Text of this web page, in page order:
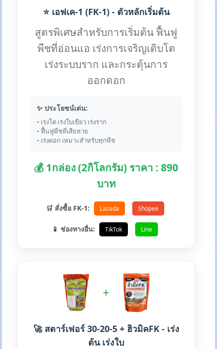
⭐ เอฟเค-1 (FK-1) - ตัวหลักเริ่มต้น
สูตรพิเศษสำหรับการเริ่มต้น ฟื้นฟู
พืชที่อ่อนแอ เร่งการเจริญเติบโต
เร่งระบบราก และกระตุ้นการ
ออกดอก
✨ ประโยชน์เด่น:
• เร่งโต เร่งใบเขียว เร่งราก
• ฟื้นฟูพืชที่เสียหาย
• เร่งดอก เหมาะสำหรับทุกพืช
💰 1กล่อง (2กิโลกรัม) ราคา : 890
บาท
🛒 สั่งซื้อ FK-1: Lazada Shopee
📱 ช่องทางอื่น: TikTok Line
+
🚀 สตาร์เฟอร์ 30-20-5 + ฮิวมิคFK - เร่ง
ต้น เร่งใบ